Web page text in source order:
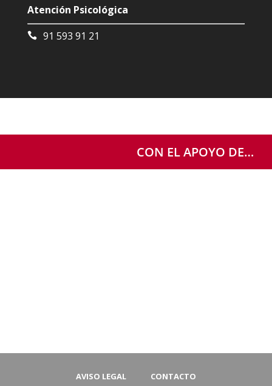
Atención Psicológica
91 593 91 21
CON EL APOYO DE…
AVISO LEGAL CONTACTO